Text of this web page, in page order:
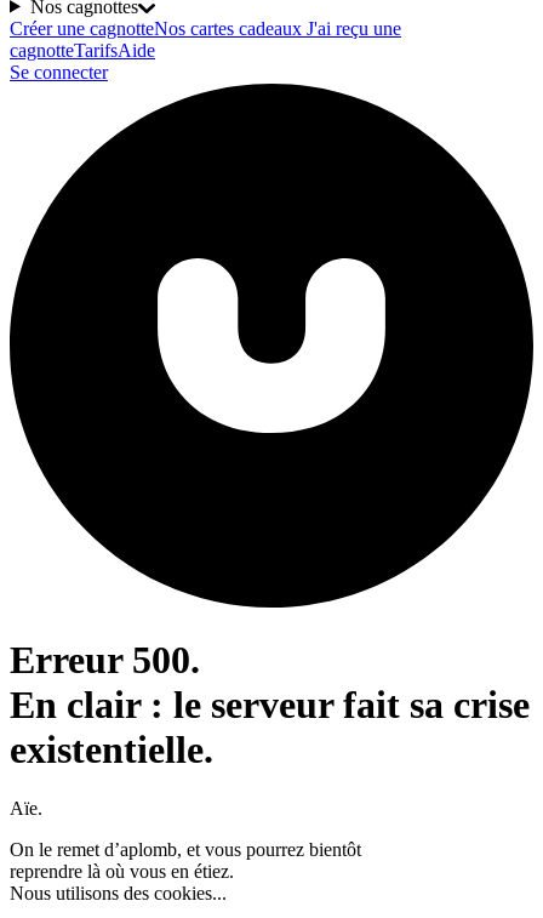
Nos cagnottes
Créer une cagnotteNos cartes cadeaux J'ai reçu une
cagnotteTarifsAide
Se connecter
Erreur 500.
En clair : le serveur fait sa crise
existentielle.
Aïe.
On le remet d’aplomb, et vous pourrez bientôt
reprendre là où vous en étiez.
Nous utilisons des cookies...